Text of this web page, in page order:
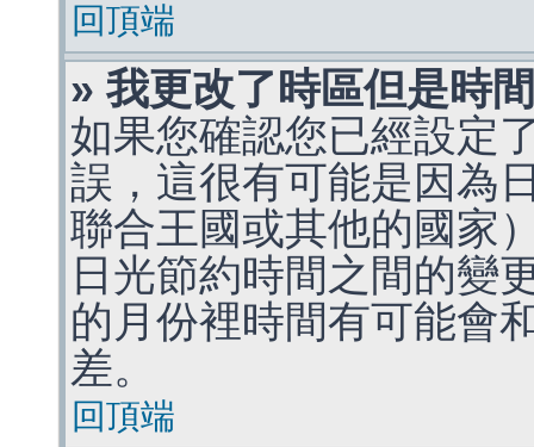
回頂端
» 我更改了時區但是時
如果您確認您已經設定
誤，這很有可能是因為
聯合王國或其他的國家
日光節約時間之間的變
的月份裡時間有可能會
差。
回頂端